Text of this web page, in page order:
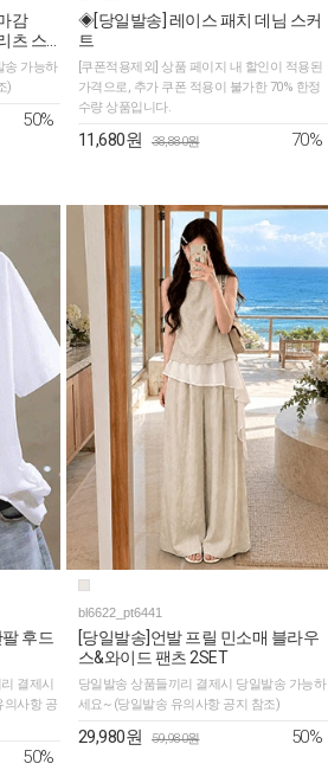
감
츠 스
송 가능하
)
50%
◈[당일발송] 레이스 패치 데님 스커
트
[쿠폰적용제외] 상품 페이지 내 할인이 적용된
가격으로, 추가 쿠폰 적용이 불가한 70% 한정
수량 상품입니다.
11,680원 38,880원 70%
후드
결제시
의사항 공
50%
bl6622_pt6441
[당일발송]언발 프릴 민소매 블라우
스&와이드 팬츠 2SET
당일발송 상품들끼리 결제시 당일발송 가능하
세요~ (당일발송 유의사항 공지 참조)
29,980원 59,980원 50%